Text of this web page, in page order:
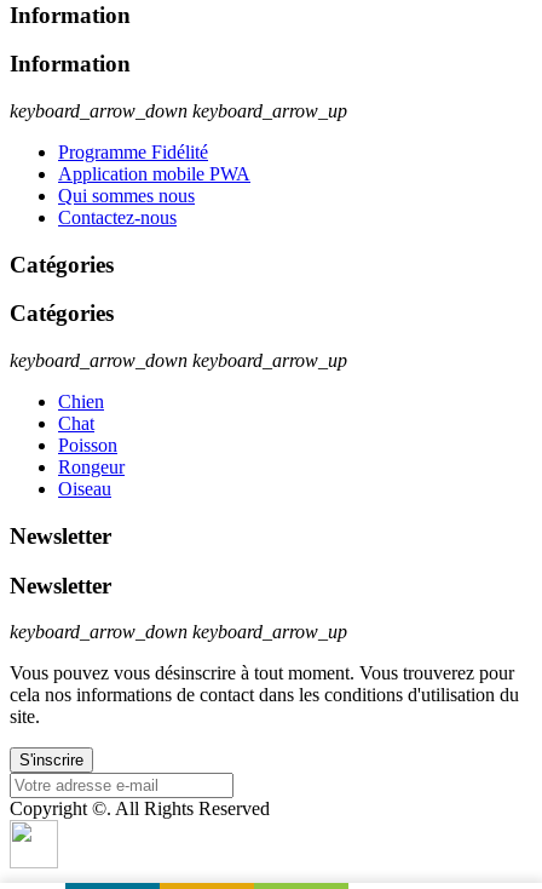
Information
Information
keyboard_arrow_down keyboard_arrow_up
Programme Fidélité
Application mobile PWA
Qui sommes nous
Contactez-nous
Catégories
Catégories
keyboard_arrow_down keyboard_arrow_up
Chien
Chat
Poisson
Rongeur
Oiseau
Newsletter
Newsletter
keyboard_arrow_down keyboard_arrow_up
Vous pouvez vous désinscrire à tout moment. Vous trouverez pour
cela nos informations de contact dans les conditions d'utilisation du
site.
Copyright ©. All Rights Reserved